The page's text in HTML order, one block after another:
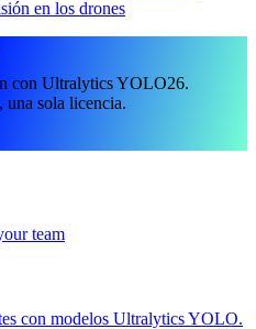
en los drones
con Ultralytics YOLO26.
una sola licencia.
con modelos Ultralytics YOLO.